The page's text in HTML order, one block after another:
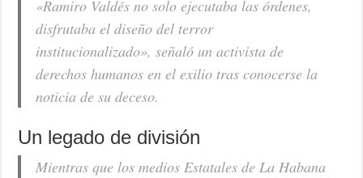
«Ramiro Valdés no solo ejecutaba las órdenes,
disfrutaba el diseño del terror
institucionalizado», señaló un activista de
derechos humanos en el exilio tras conocerse la
noticia de su deceso.
Un legado de división
Mientras que los medios Estatales de La Habana